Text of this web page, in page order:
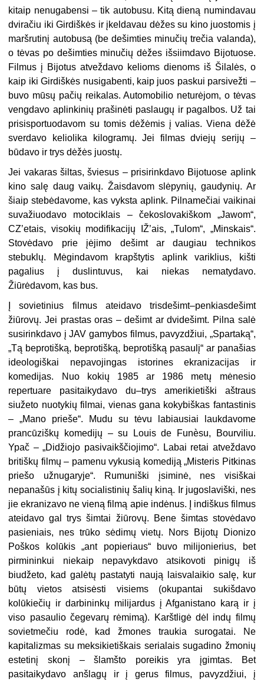
kitaip nenugabensi – tik autobusu. Kitą dieną numindavau
dviračiu iki Girdiškės ir įkeldavau dėžes su kino juostomis į
maršrutinį autobusą (be dešimties minučių trečia valanda),
o tėvas po dešimties minučių dėžes išsiimdavo Bijotuose.
Filmus į Bijotus atveždavo kelioms dienoms iš Šilalės, o
kaip iki Girdiškės nusigabenti, kaip juos paskui parsivežti –
buvo mūsų pačių reikalas. Automobilio neturėjom, o tėvas
vengdavo aplinkinių prašinėti paslaugų ir pagalbos. Už tai
prisisportuodavom su tomis dėžėmis į valias. Viena dėžė
sverdavo keliolika kilogramų. Jei filmas dviejų serijų –
būdavo ir trys dėžės juostų.
Jei vakaras šiltas, šviesus – prisirinkdavo Bijotuose aplink
kino salę daug vaikų. Žaisdavom slėpynių, gaudynių. Ar
šiaip stebėdavome, kas vyksta aplink. Pilnamečiai vaikinai
suvažiuodavo motociklais – čekoslovakiškom „Jawom“,
CZʼetais, visokių modifikacijų IŽ’ais, „Tulom“, „Minskais“.
Stovėdavo prie įėjimo dešimt ar daugiau technikos
stebuklų. Mėgindavom krapštytis aplink variklius, kišti
pagalius į duslintuvus, kai niekas nematydavo.
Žiūrėdavom, kas bus.
Į sovietinius filmus ateidavo trisdešimt–penkiasdešimt
žiūrovų. Jei prastas oras – dešimt ar dvidešimt. Pilna salė
susirinkdavo į JAV gamybos filmus, pavyzdžiui, „Spartaką“,
„Tą beprotišką, beprotišką, beprotišką pasaulį“ ar panašias
ideologiškai nepavojingas istorines ekranizacijas ir
komedijas. Nuo kokių 1985 ar 1986 metų mėnesio
repertuare pasitaikydavo du–trys amerikietiški aštraus
siužeto nuotykių filmai, vienas gana kokybiškas fantastinis
– „Mano prieše“. Mudu su tėvu labiausiai laukdavome
prancūziškų komedijų – su
Louis de Funèsu, Bourviliu.
Ypač – „Didžiojo pasivaikščiojimo“. Labai retai atveždavo
britiškų filmų – pamenu vykusią komediją „Misteris Pitkinas
priešo užnugaryje“. Rumuniški įsiminė, nes visiškai
nepanašūs į kitų socialistinių šalių kiną. Ir jugoslaviški, nes
jie ekranizavo ne vieną filmą apie indėnus. Į indiškus filmus
ateidavo gal trys šimtai žiūrovų. Bene šimtas stovėdavo
pasieniais, nes trūko sėdimų vietų. Nors Bijotų Dionizo
Poškos kolūkis „ant popieriaus“ buvo milijonierius, bet
pirmininkui niekaip nepavykdavo atsikovoti pinigų iš
biudžeto, kad galėtų pastatyti naują laisvalaikio salę, kur
būtų vietos atsisėsti visiems (okupantai sukišdavo
kolūkiečių ir darbininkų milijardus į Afganistano karą ir į
viso pasaulio čegevarų rėmimą). Karštligė dėl indų filmų
sovietmečiu rodė, kad žmones traukia surogatai. Ne
kapitalizmas su meksikietiškais serialais sugadino žmonių
estetinį skonį – šlamšto poreikis yra įgimtas. Bet
pasitaikydavo anšlagų ir į gerus filmus, pavyzdžiui, į